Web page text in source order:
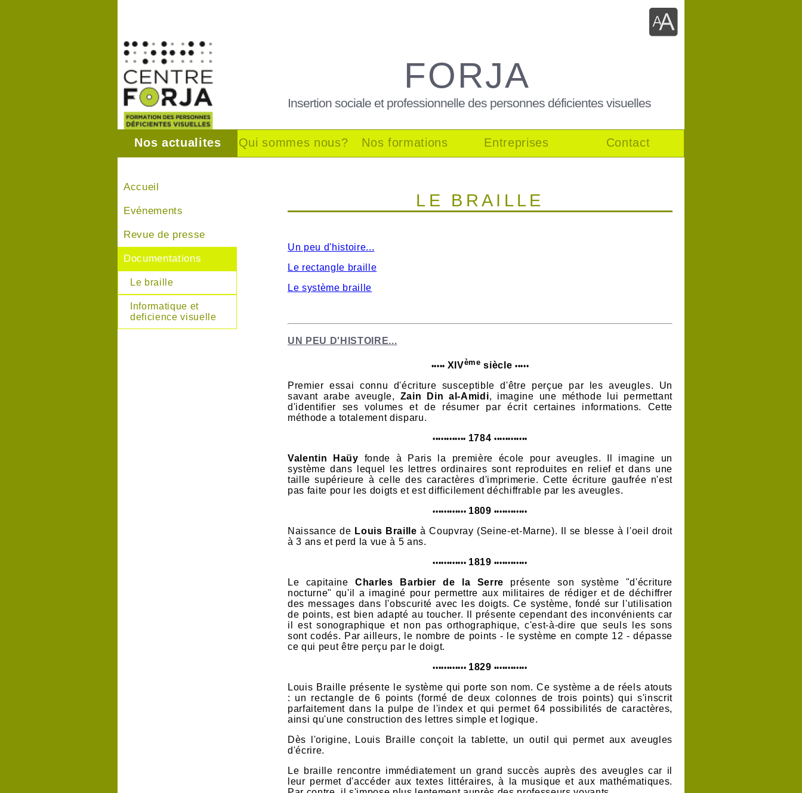
FORJA
Insertion sociale et professionnelle des personnes déficientes visuelles
Nos actualites Qui sommes nous? Nos formations Entreprises Contact
Accueil
Evénements
Revue de presse
Documentations
Le braille
Informatique et
deficience visuelle
LE BRAILLE
Un peu d'histoire...
Le rectangle braille
Le système braille
UN PEU D'HISTOIRE...
••••• XIVème siècle •••••
Premier essai connu d'écriture susceptible d'être perçue par les aveugles. Un
savant arabe aveugle, Zain Din al-Amidi, imagine une méthode lui permettant
d'identifier ses volumes et de résumer par écrit certaines informations. Cette
méthode a totalement disparu.
•••••••••••• 1784 ••••••••••••
Valentin Haüy fonde à Paris la première école pour aveugles.
Il imagine un
système dans lequel les lettres ordinaires sont reproduites en relief et dans une
taille supérieure à celle des caractères d'imprimerie.Cette écriture gaufrée n'est
pas faite pour les doigts et est difficilement déchiffrable par les aveugles.
•••••••••••• 1809 ••••••••••••
Naissance de Louis Braille à Coupvray (Seine-et-Marne).
Il se blesse à l'oeil droit
à 3 ans et perd la vue à 5 ans.
•••••••••••• 1819 ••••••••••••
Le capitaineCharles Barbier de la Serre présente son système "d'écriture
nocturne" qu'il a imaginé pour permettre aux militaires de rédiger et de déchiffrer
des messages dans l'obscurité avec les doigts. Ce système, fondé sur l'utilisation
de points, est bien adapté au toucher. Il
présente cependant des inconvénients car
il est sonographique et non pas orthographique, c'est-à-dire que seuls les sons
sont codés. Par ailleurs, le nombre de points - le système en compte 12 - dépasse
ce qui peut être perçu par le doigt.
•••••••••••• 1829 ••••••••••••
Louis Braille présente le système qui porte son nom.Ce système a de réels atouts
: un rectangle de 6 points (formé de deux colonnes de trois points) qui s'inscrit
parfaitement dans la pulpe de l'index et qui permet 64 possibilités de caractères,
ainsi qu'une construction des lettres simple et logique.
Dès l'origine, Louis Braille conçoit la tablette, un outil qui permet aux aveugles
d'écrire.
Le braille rencontre immédiatement un grand succès auprès des aveugles car il
leur permet d'accéder aux textes littéraires, à la musique et aux mathématiques.